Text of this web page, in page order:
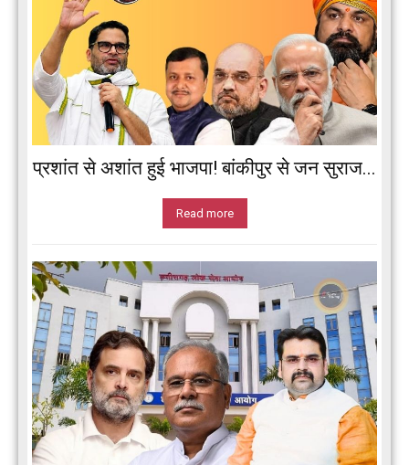
प्रशांत से अशांत हुई भाजपा! बांकीपुर से जन सुराज...
Read more